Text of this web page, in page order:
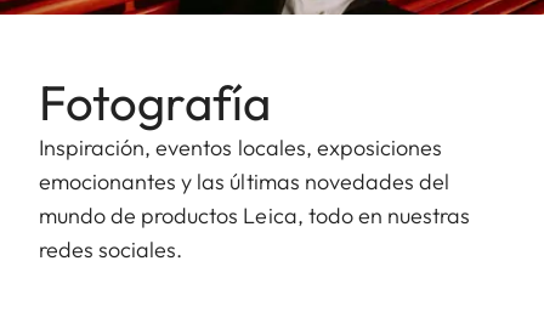
Fotografía
Inspiración, eventos locales, exposiciones
emocionantes y las últimas novedades del
mundo de productos Leica, todo en nuestras
redes sociales.